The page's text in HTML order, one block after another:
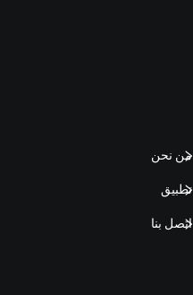
من نحن
تطبيق
اتصل بنا